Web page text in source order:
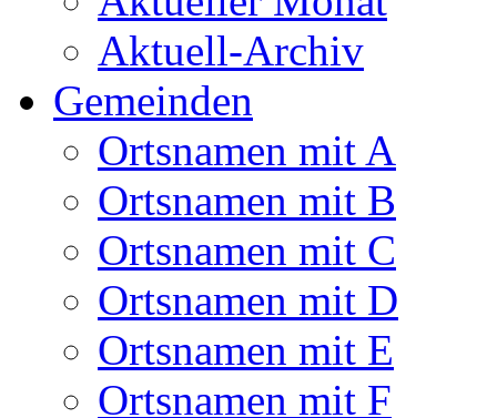
Aktuell-Archiv
Gemeinden
Ortsnamen mit A
Ortsnamen mit B
Ortsnamen mit C
Ortsnamen mit D
Ortsnamen mit E
Ortsnamen mit F